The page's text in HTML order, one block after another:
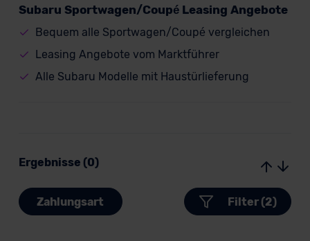
Subaru Sportwagen/Coupé Leasing Angebote
Bequem alle Sportwagen/Coupé vergleichen
Leasing Angebote vom Marktführer
Alle Subaru Modelle mit Haustürlieferung
Ergebnisse (0)
Zahlungsart Filter (2)